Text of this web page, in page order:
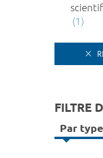
(1)
FILTRE
Par